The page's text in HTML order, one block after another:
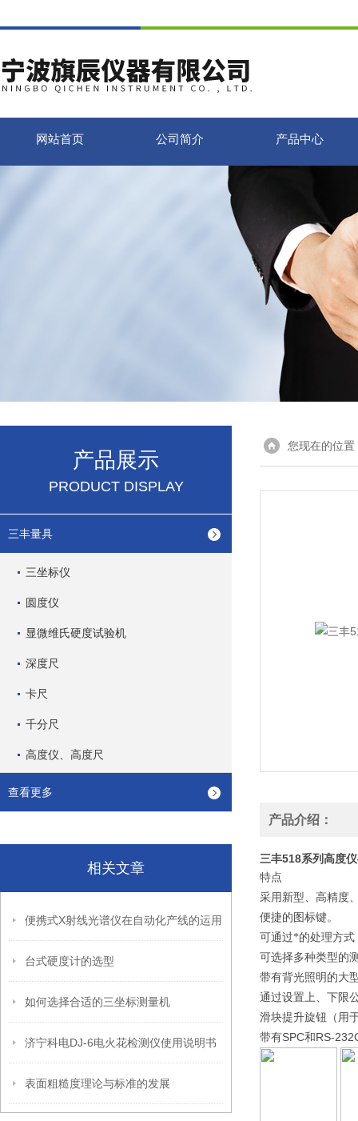
网站首页 公司简介 产品中心
产品展示
PRODUCT DISPLAY
三丰量具
三坐标仪
圆度仪
显微维氏硬度试验机
深度尺
卡尺
千分尺
高度仪、高度尺
查看更多
相关文章
便携式X射线光谱仪在自动化产线的运用
台式硬度计的选型
如何选择合适的三坐标测量机
济宁科电DJ-6电火花检测仪使用说明书
表面粗糙度理论与标准的发展
您现在的位置
产品介绍：
三丰518系列高度
特点
采用新型、高精度
便捷的图标键。
可通过*的处理方式
可选择多种类型的
带有背光照明的大
通过设置上、下限
滑块提升旋钮（用
带有SPC和 RS-